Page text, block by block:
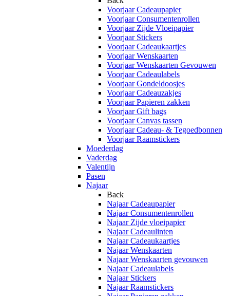
Voorjaar Cadeaupapier
Voorjaar Consumentenrollen
Voorjaar Zijde Vloeipapier
Voorjaar Stickers
Voorjaar Cadeaukaartjes
Voorjaar Wenskaarten
Voorjaar Wenskaarten Gevouwen
Voorjaar Cadeaulabels
Voorjaar Gondeldoosjes
Voorjaar Cadeauzakjes
Voorjaar Papieren zakken
Voorjaar Gift bags
Voorjaar Canvas tassen
Voorjaar Cadeau- & Tegoedbonnen
Voorjaar Raamstickers
Moederdag
Vaderdag
Valentijn
Pasen
Najaar
Back
Najaar Cadeaupapier
Najaar Consumentenrollen
Najaar Zijde vloeipapier
Najaar Cadeaulinten
Najaar Cadeaukaartjes
Najaar Wenskaarten
Najaar Wenskaarten gevouwen
Najaar Cadeaulabels
Najaar Stickers
Najaar Raamstickers